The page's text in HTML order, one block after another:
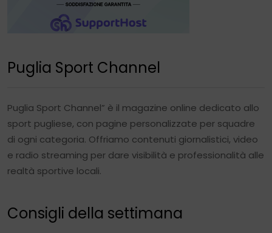
Puglia Sport Channel
Puglia Sport Channel” è il magazine online dedicato allo
sport pugliese, con pagine personalizzate per squadre
di ogni categoria. Offriamo contenuti giornalistici, video
e radio streaming per dare visibilità e professionalità alle
realtà sportive locali.
Consigli della settimana